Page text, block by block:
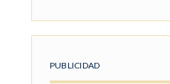
PUBLICIDAD